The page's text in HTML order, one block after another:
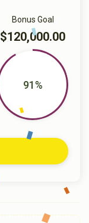
Bonus Goal
$120,000.00
91%